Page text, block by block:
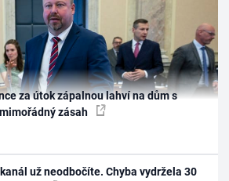
za útok zápalnou lahví na dům s
zásah
už neodbočíte. Chyba vydržela 30